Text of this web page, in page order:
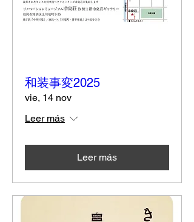
和装事変2025
vie, 14 nov
Leer más
Leer más